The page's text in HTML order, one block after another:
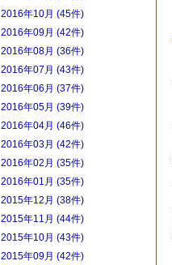
2016年10月 (45件)
2016年09月 (42件)
2016年08月 (36件)
2016年07月 (43件)
2016年06月 (37件)
2016年05月 (39件)
2016年04月 (46件)
2016年03月 (42件)
2016年02月 (35件)
2016年01月 (35件)
2015年12月 (38件)
2015年11月 (44件)
2015年10月 (43件)
2015年09月 (42件)